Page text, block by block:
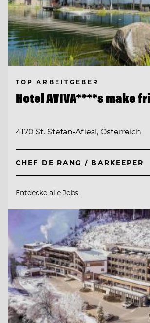
TOP ARBEITGEBER
Hotel AVIVA****s make
4170 St. Stefan-Afiesl, Österreich
CHEF DE RANG / BARKEEPER
Entdecke alle Jobs